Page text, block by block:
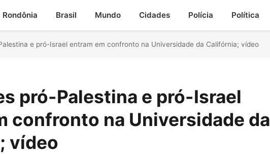
Rondônia Brasil Mundo Cidades Polícia Política
e pró-Israel entram em confronto na Universidade da Califórnia; vídeo
pró-Palestina e pró-Israel
confronto na Universidade da
vídeo